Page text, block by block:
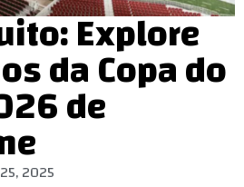
Explore
da Copa do
de
2025